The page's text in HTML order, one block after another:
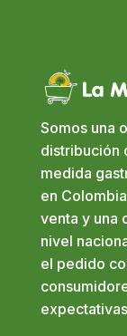
Somos una
distribución
medida
en
venta y una
nivel
el pedido